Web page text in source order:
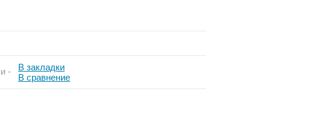
- В закладки
В сравнение